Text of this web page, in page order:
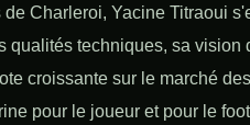
Charleroi, Yacine Titraoui
qualités techniques, sa
croissante sur le marché
pour le joueur et pour le